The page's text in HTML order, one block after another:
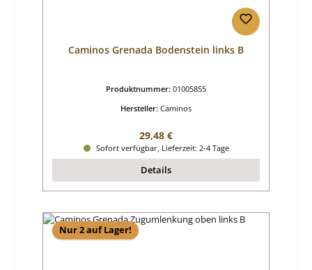
Caminos Grenada Bodenstein links B
Produktnummer: 01005855
Hersteller: Caminos
Regulärer Preis:
29,48 €
Sofort verfügbar, Lieferzeit: 2-4 Tage
Details
Nur 2 auf Lager!